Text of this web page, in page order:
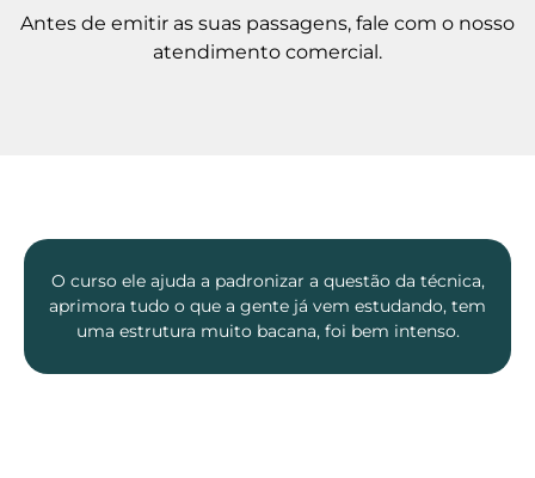
Antes de emitir as suas passagens, fale com o nosso
atendimento comercial.
Dr. Rogério
Filho
O curso é extremamente didático, com aulas
expositivas tem toda a parte teórica e também a
parte prática. Eles passam pra gente toda a
isso com certeza vai ajudar bastante a gente na